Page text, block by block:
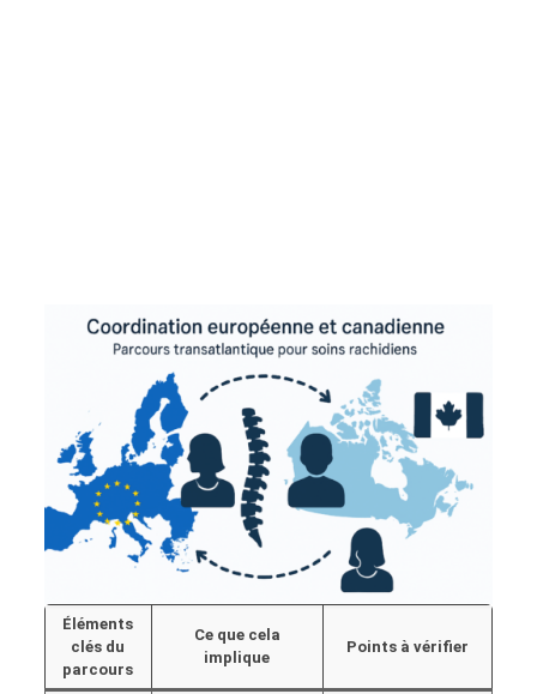
Éléments
clés du
parcours
Ce que cela
implique
Points à vérifier